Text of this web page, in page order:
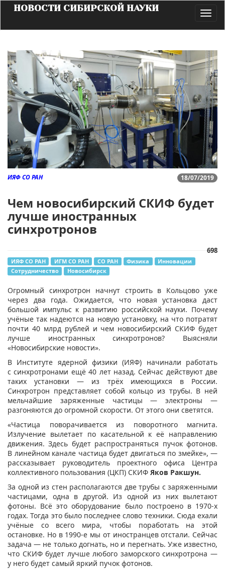
НОВОСТИ СИБИРСКОЙ НАУКИ
18/07/2019
ИЯФ СО РАН
Чем новосибирский СКИФ будет
лучше иностранных
синхротронов
698
ИЯФ СО РАН ИГМ СО РАН СО РАН Физика
Инновации
Сотрудничество
Новосибирск
​Огромный синхротрон начнут строить в Кольцово уже
через два года. Ожидается, что новая установка даст
большой импульс к развитию российской науки. Почему
учёные так надеются на новую установку, на что потратят
почти 40 млрд рублей и чем новосибирский СКИФ будет
лучше иностранных синхротронов? Выясняли
«Новосибирские новости».
В Институте ядерной физики (ИЯФ) начинали работать
с синхротронами ещё 40 лет назад. Сейчас действуют две
таких установки — из трёх имеющихся в России.
Синхротрон представляет собой кольцо из трубы. В ней
мельчайшие заряженные частицы — электроны —
разгоняются до огромной скорости. От этого они светятся.
«Частица поворачивается из поворотного магнита.
Излучение вылетает по касательной к её направлению
движения. Здесь будет распространяться пучок фотонов.
В линейном канале частица будет двигаться по змейке», —
рассказывает руководитель проектного офиса Центра
коллективного пользования (ЦКП) СКИФ Яков Ракшун.
За одной из стен располагаются две трубы с заряженными
частицами, одна в другой. Из одной из них вылетают
фотоны. Всё это оборудование было построено в 1970-х
годах. Тогда это было последнее слово техники. Сюда ехали
учёные со всего мира, чтобы поработать на этой
остановке. Но в 1990-е мы от иностранцев отстали. Сейчас
задача — не только догнать, но и перегнать. Уже известно,
что СКИФ будет лучше любого заморского синхротрона —
у него будет самый яркий пучок фотонов.